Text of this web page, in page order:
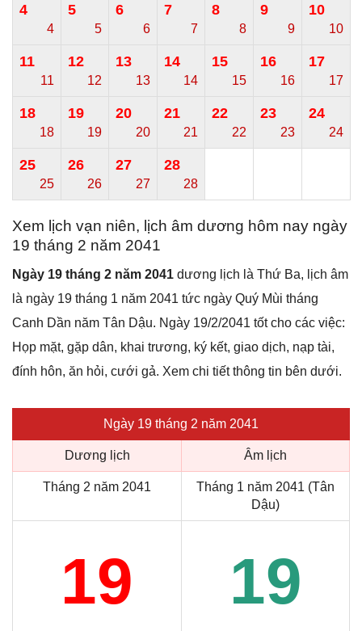
4
4
5
5
6
6
7
7
8
8
9
9
10
10
11
11
12
12
13
13
14
14
15
15
16
16
17
17
18
18
19
19
20
20
21
21
22
22
23
23
24
24
25
25
26
26
27
27
28
28
Xem lịch vạn niên, lịch âm dương hôm nay ngày
19 tháng 2 năm 2041
Ngày 19 tháng 2 năm 2041 dương lịch là Thứ Ba, lịch âm
là ngày 19 tháng 1 năm 2041 tức ngày Quý Mùi tháng
Canh Dần năm Tân Dậu. Ngày 19/2/2041 tốt cho các việc:
Họp mặt, gặp dân, khai trương, ký kết, giao dịch, nạp tài,
đính hôn, ăn hỏi, cưới gả. Xem chi tiết thông tin bên dưới.
Ngày 19 tháng 2 năm 2041
Dương lịch Âm lịch
Tháng 2 năm 2041
Tháng 1 năm 2041 (Tân
Dậu)
19 19